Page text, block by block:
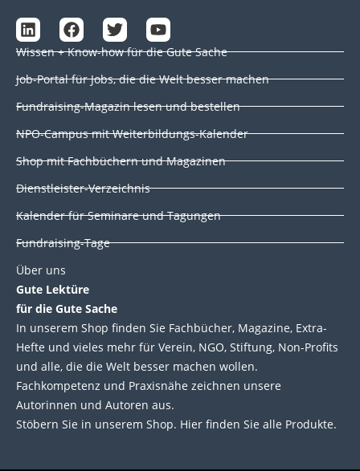
L
i
n
k
e
d
n
F
a
c
e
b
o
k
T
w
i
t
e
Y
o
u
t
u
b
Wissen + Know-how für die Gute Sache
Job-Portal für Jobs, die die Welt besser machen
Fundraising-Magazin lesen und bestellen
NPO-Campus mit Weiterbildungs-Kalender
Shop mit Fachbüchern und Magazinen
Dienstleister-Verzeichnis
Kalender für Seminare und Tagungen
Fundraising-Tage
Über uns
Gute Lektüre
für die Gute Sache
In unserem Shop finden Sie Fachbücher, Magazine, Extra-
Hefte und vieles mehr für Verein, NGO, Stiftung, Non-Profits
und alle, die die Welt besser machen wollen.
Fachkompetenz und Praxisnähe zeichnen unsere
Autorinnen und Autoren aus.
Stöbern Sie in unserem Shop. Hier finden Sie alle Produkte.